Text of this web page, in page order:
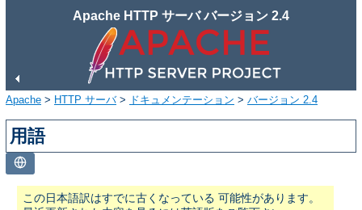
Apache HTTP サーバ バージョン 2.4
Apache > HTTP サーバ> ドキュメンテーション > バージョン 2.4
用語
この日本語訳はすでに古くなっている 可能性があります。